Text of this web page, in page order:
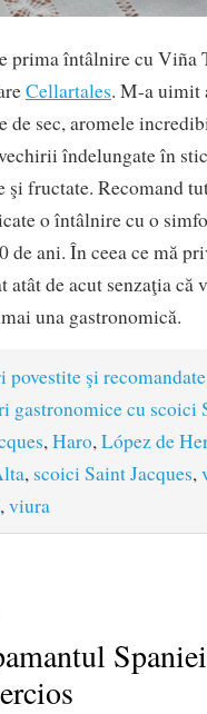
prima întâlnire cu Viña
Cellartales. M-a uimit
de sec, aromele
îndelungate în
şi fructate. Recomand
o întâlnire cu o
de ani. În ceea ce mă
atât de acut senzaţia că
una gastronomică.
povestite şi recomandate
gastronomice cu scoici
,Haro,López de
, scoici Saint Jacques,
,viura